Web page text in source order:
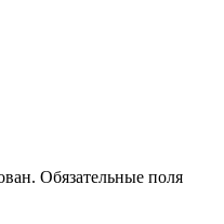
Обязательные поля